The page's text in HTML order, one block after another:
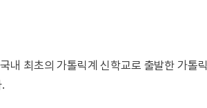
내 최초의 가톨릭계 신학교로 출발한 가톨